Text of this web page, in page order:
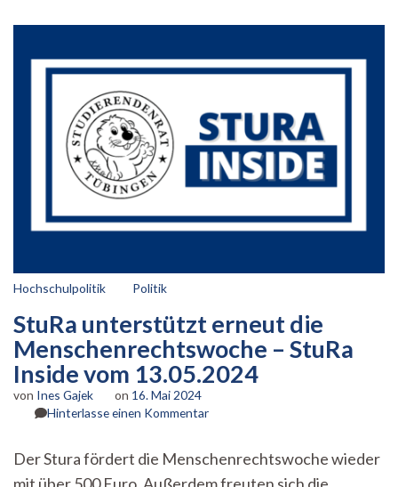
Hochschulpolitik Politik
StuRa unterstützt erneut die
Menschenrechtswoche – StuRa
Inside vom 13.05.2024
von Ines Gajek on 16. Mai 2024
Hinterlasse einen Kommentarzu
erneut
die
Der Stura fördert die Menschenrechtswoche wieder